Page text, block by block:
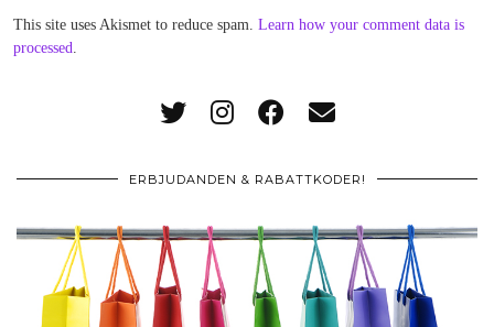
This site uses Akismet to reduce spam. Learn how your comment data is
processed.
ERBJUDANDEN & RABATTKODER!